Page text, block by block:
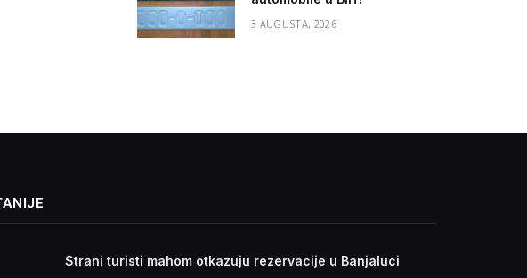
3 AUGUSTA, 2026
Strani turisti mahom otkazuju rezervacije u Banjaluci